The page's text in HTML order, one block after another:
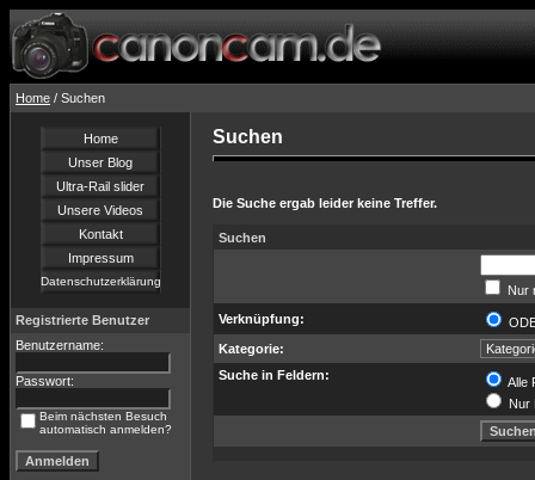
Home / Suchen
Home
Unser Blog
Ultra-Rail slider
Unsere Videos
Kontakt
Impressum
Datenschutzerklärung
Registrierte Benutzer
Benutzername:
Passwort:
Beim nächsten Besuch
automatisch anmelden?
Suchen
Die Suche ergab leider keine Treffer.
Suchen
Nur
Verknüpfung:
Kategorie:
Suche in Feldern:
Alle
Nur